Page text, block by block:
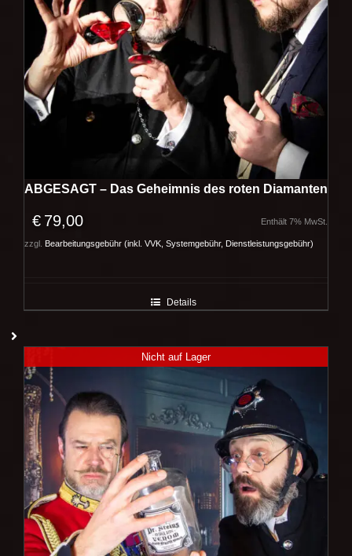
ABGESAGT – Das Geheimnis des roten Diamanten
€ 79,00 Enthält 7% MwSt.
zzgl. Bearbeitungsgebühr (inkl. VVK, Systemgebühr, Dienstleistungsgebühr)
Details
Nicht auf Lager